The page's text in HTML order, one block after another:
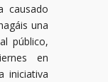
causado
una
público,
en
iniciativa